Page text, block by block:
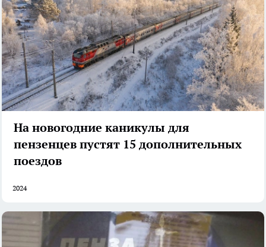
На новогодние каникулы для
пензенцев пустят 15 дополнительных
поездов
2024